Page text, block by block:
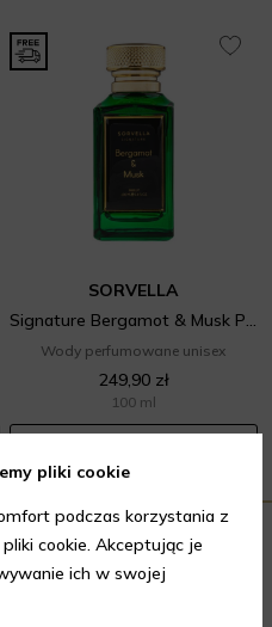
SORVELLA
Signature Bergamot & Musk Parfum
Wody perfumowane unisex
249,90 zł
100 ml
pliki cookie
podczas korzystania z
cookie. Akceptując je
ich w swojej